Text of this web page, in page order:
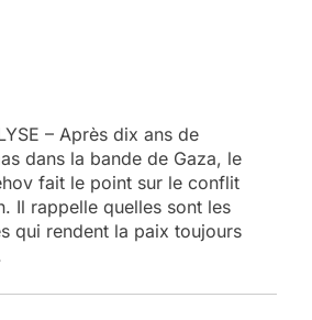
– Après dix ans de
dans la bande de Gaza, le
fait le point sur le conflit
Il rappelle quelles sont les
qui rendent la paix toujours